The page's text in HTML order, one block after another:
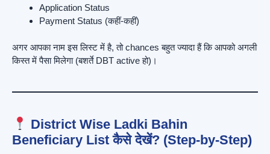
Application Status
Payment Status (कहीं-कहीं)
अगर आपका नाम इस लिस्ट में है, तो chances बहुत ज्यादा हैं कि आपको अगली
किस्त में पैसा मिलेगा (बशर्ते DBT active हो)।
District Wise Ladki Bahin
Beneficiary List कैसे देखें? (Step-by-Step)